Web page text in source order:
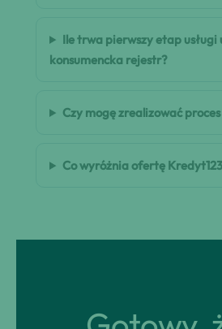
Ile trwa pierwszy etap usługi
konsumencka rejestr?
Czy mogę zrealizować
Co wyróżnia ofertę